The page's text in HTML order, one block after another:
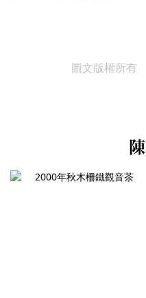
圖文版權所